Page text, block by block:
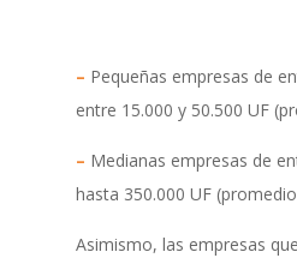
– Pequeñas empresas de
entre 15.000 y 50.500 UF
– Medianas empresas de
hasta 350.000 UF
Asimismo, las empresas